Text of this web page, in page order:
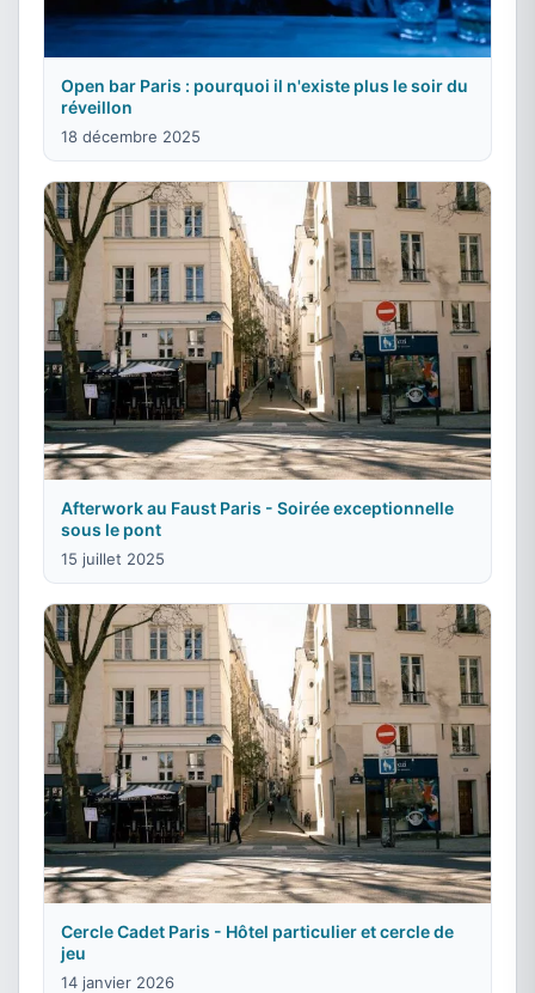
Open bar Paris : pourquoi il n'existe plus le soir du
réveillon
18 décembre 2025
Afterwork au Faust Paris - Soirée exceptionnelle
sous le pont
15 juillet 2025
Cercle Cadet Paris - Hôtel particulier et cercle de
jeu
14 janvier 2026